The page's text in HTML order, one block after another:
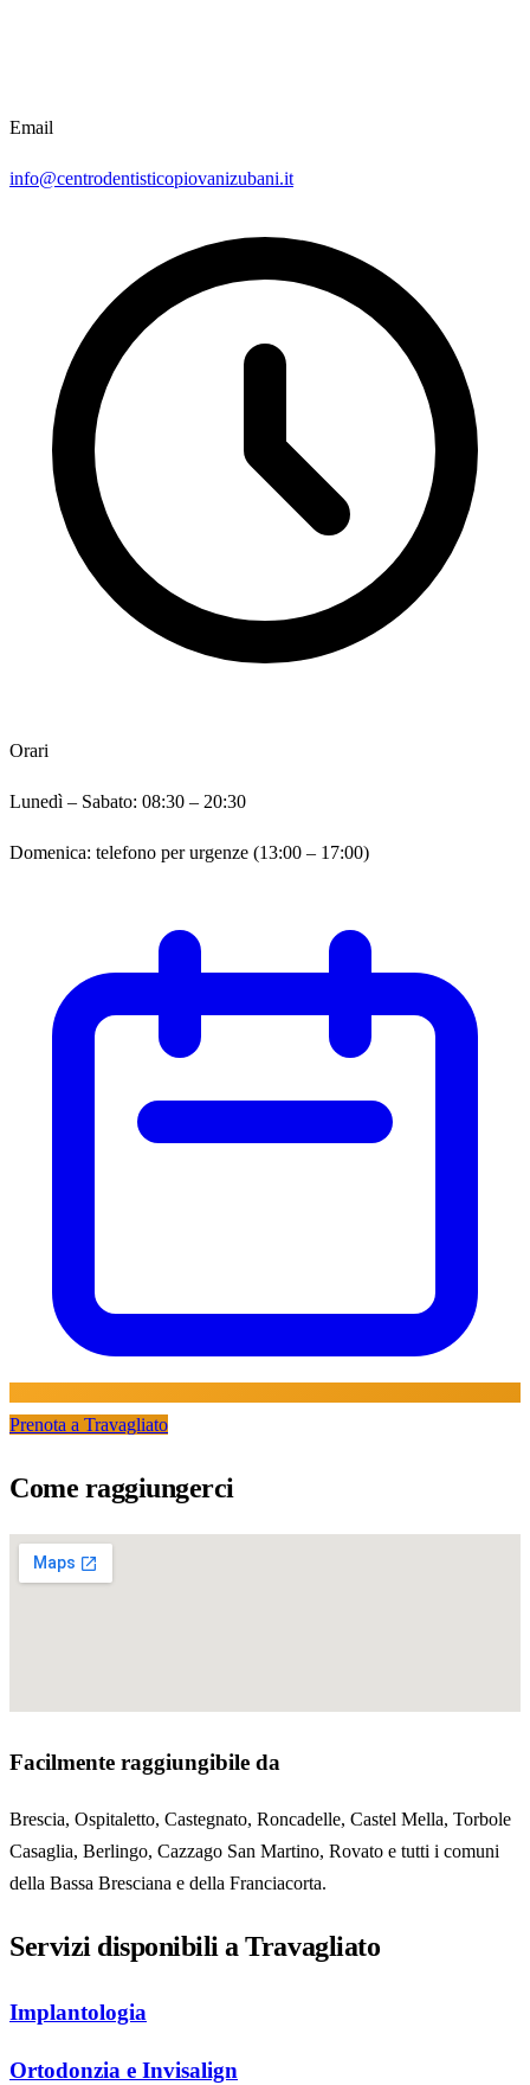
Email
info@centrodentisticopiovanizubani.it
Orari
Lunedì – Sabato: 08:30 – 20:30
Domenica: telefono per urgenze (13:00 – 17:00)
Prenota a Travagliato
Come raggiungerci
Facilmente raggiungibile da
Brescia, Ospitaletto, Castegnato, Roncadelle, Castel Mella, Torbole
Casaglia, Berlingo, Cazzago San Martino, Rovato e tutti i comuni
della Bassa Bresciana e della Franciacorta.
Servizi disponibili a Travagliato
Implantologia
Ortodonzia e Invisalign